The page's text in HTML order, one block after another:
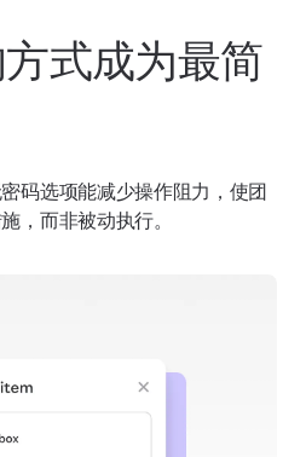
式成为最简
码选项能减少操作阻力，使团
，而非被动执行。